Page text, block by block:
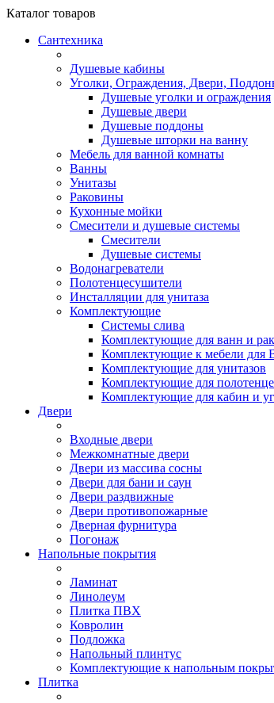
Каталог товаров
Сантехника
Душевые кабины
Уголки, Ограждения, Двери,
Душевые уголки и ограждения
Душевые двери
Душевые поддоны
Душевые шторки на ванну
Мебель для ванной комнаты
Ванны
Унитазы
Раковины
Кухонные мойки
Смесители и душевые системы
Смесители
Душевые системы
Водонагреватели
Полотенцесушители
Инсталляции для унитаза
Комплектующие
Системы слива
Комплектующие для ванн и
Комплектующие к мебели для
Комплектующие для унитазов
Комплектующие для
Комплектующие для кабин и
Двери
Входные двери
Межкомнатные двери
Двери из массива сосны
Двери для бани и саун
Двери раздвижные
Двери противопожарные
Дверная фурнитура
Погонаж
Напольные покрытия
Ламинат
Линолеум
Плитка ПВХ
Ковролин
Подложка
Напольный плинтус
Комплектующие к напольным
Плитка